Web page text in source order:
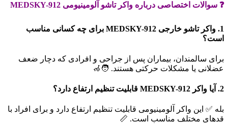
❓ سوالات اختصاصی درباره واکر تاشو آلومینیومی MEDSKY-912
1. واکر تاشو خارجی MEDSKY-912 برای چه کسانی مناسب
است؟
برای سالمندان، بیماران پس از جراحی و افرادی که دچار ضعف
عضلانی یا مشکلات حرکتی هستند. 🧑‍🦽
2. آیا واکر MEDSKY-912 قابلیت تنظیم ارتفاع دارد؟
بله ✅ این واکر آلومینیومی قابلیت تنظیم ارتفاع دارد و برای افراد با
قدهای مختلف مناسب است. 📏